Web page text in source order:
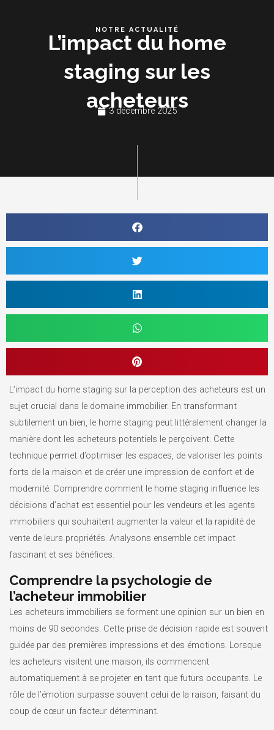
NOTRE ACTUALITÉ
L’impact du home
staging sur les
acheteurs
3 décembre 2025
L’impact du home staging sur la perception des acheteurs est un
sujet crucial dans le domaine immobilier. En transformant
subtilement un bien, le home staging peut littéralement changer la
manière dont les acheteurs potentiels le perçoivent. Cette
technique permet d’optimiser les espaces, de valoriser les points
forts de la maison et de créer une impression de confort et de
modernité. Comprendre comment le home staging influence les
décisions d’achat est essentiel pour les vendeurs et les agents
immobiliers qui souhaitent augmenter la valeur et la rapidité de
vente de leurs propriétés. Analysons ensemble cet impact
fascinant et ses bénéfices.
Comprendre la psychologie de
l’acheteur immobilier
Les acheteurs immobiliers se forment une opinion sur un bien en
moins de 90 secondes. Cette prise de décision rapide est souvent
guidée par des premières impressions et des émotions. Lorsque
les acheteurs visitent une maison, ils commencent
automatiquement à se projeter en tant que futurs occupants. Le
rôle de l’émotion surpasse souvent celui de la raison, faisant du
coup de cœur un facteur déterminant.